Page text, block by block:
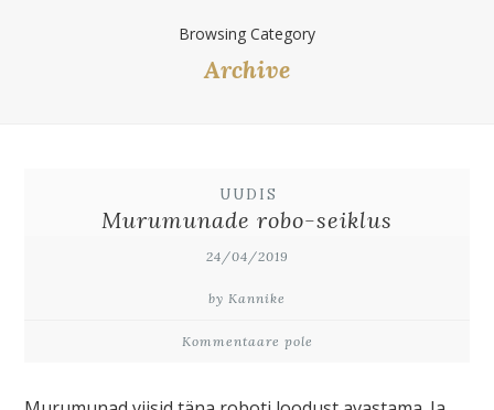
Browsing Category
Archive
UUDIS
Murumunade robo-seiklus
24/04/2019
by Kannike
Kommentaare pole